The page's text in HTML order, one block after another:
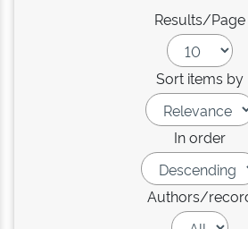
Results/Page
Sort items by
In order
Authors/